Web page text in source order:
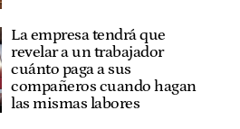
La empresa tendrá que
revelar a un trabajador
cuánto paga a sus
compañeros cuando hagan
las mismas labores